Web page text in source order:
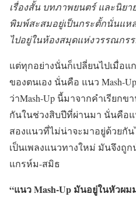
เรื่องสั้น บทภาพยนตร์ และนิย
พิมพ์สะสมอยู่เป็นกระตั้กนั่นแ
ไปอยู่ในห้องสมุดแห่งวรรณกร
แต่ทุกอย่างนั่นก็เปลี่ยนไปเมื่อ
ของตนเอง นั่นคือ แนว Mash-
ว่าMash-Up นี้มาจากคำเรียก
กันในช่วงสิบปีที่ผ่านมา นั่นคือแ
สองแนวที่ไม่น่าจะมาอยู่ด้วยกั
เป็นเพลงแนวทางใหม่ มันจึงถู
แกรห์ม-สมิธ
“แนว Mash-Up มันอยู่ในหัวผ